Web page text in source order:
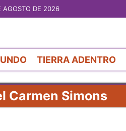
AGOSTO DE 2026
TIERRA ADENTRO
Carmen Simons